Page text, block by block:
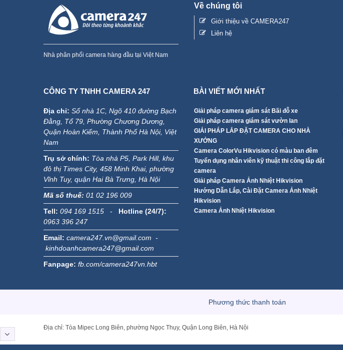
Nhà phân phối camera hàng đầu tại Việt Nam
Về chúng tôi
Giới thiệu về CAMERA247
Liên hệ
CÔNG TY TNHH CAMERA 247
Địa chỉ: Số nhà 1C, Ngõ 410 đường Bạch
Đằng, Tổ 79, Phường Chương Dương,
Quận Hoàn Kiếm, Thành Phố Hà Nội, Việt
Nam
Trụ sở chính: Tòa nhà P5, Park Hill, khu
đô thị Times City, 458 Minh Khai, phường
Vĩnh Tuy, quận Hai Bà Trưng, Hà Nội
Mã số thuế: 01 02 196 009
Tell: 094 169 1515 - Hotline (24/7):
0963 396 247
Email: camera247.vn@gmail.com -
kinhdoanhcamera247@gmail.com
Fanpage: fb.com/camera247vn.hbt
BÀI VIẾT MỚI NHẤT
Giải pháp camera giám sát Bãi đỗ xe
Giải pháp camera giám sát vườn lan
GIẢI PHÁP LẮP ĐẶT CAMERA CHO NHÀ
XƯỞNG
Camera ColorVu Hikvision có màu ban đêm
Tuyển dụng nhân viên kỹ thuật thi công lắp đặt
camera
Giải pháp Camera Ảnh Nhiệt Hikvision
Hướng Dẫn Lắp, Cài Đặt Camera Ảnh Nhiệt
Hikvision
Camera Ảnh Nhiệt Hikvision
Phương thức thanh toán
Địa chỉ: Tòa Mipec Long Biên, phường Ngọc Thụy, Quận Long Biên, Hà Nội